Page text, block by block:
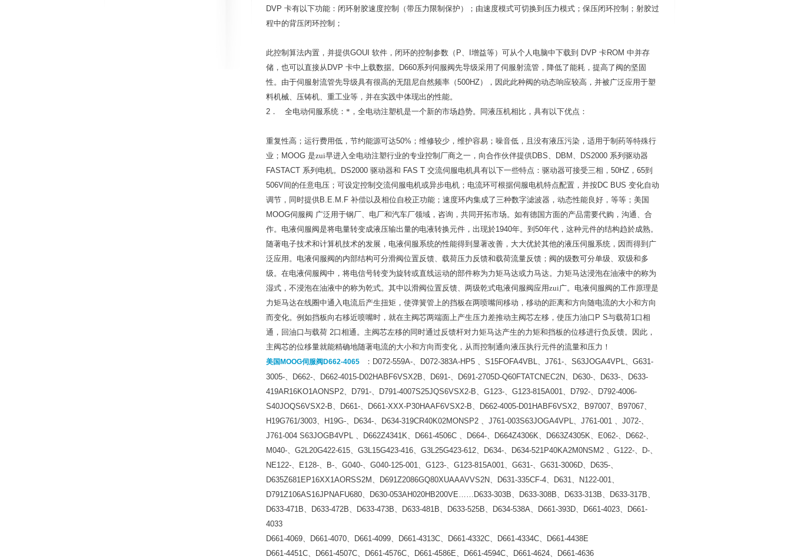
DVP 卡有以下功能：闭环射胶速度控制 （带压力限制保护 ）
；由速度模式可切换到压力模式；保压闭环控制；射胶过
程中的背压闭环控制；
此控制算法内置，并提供GOUI 软件，闭环的控制参数（P、 增益等） 可从个人电脑中下载到 DVP 卡ROM 中并存
储，也可以直接从 DVP 卡中上载数据。 D660系列伺服阀先导级采用了伺服射流管，降低了能耗，提高了阀的坚固
性。由于伺服射流管先导级具有很高的无阻尼自然频率（500HZ）
，因此此种阀的动态响应较高，并被广泛应用于塑
料机械、压铸机、重工业等，并在实践中体现出的性能。
2． 全电动伺服系统：*，全电动注塑机是一个新的市场趋势。同液压机相比，具有以下优点：
重复性高；运行费用低，节约能源可达50% ；维修较少，维护容易；噪音低，且没有液压污染，适用于制药等特殊行
业； MOOG 是zui早进入全电动注塑行业的专业控制厂商之一，向合作伙伴提供DBS、 DBM 、 DS2000 系列驱动器
FASTACT 系列电机。 DS2000 驱动器和 FAS T 交流伺服电机具有以下一些特点：驱动器可接受三相， 50HZ， 65到
506V间的任意电压；可设定控制交流伺服电机或异步电机；电流环可根据伺服电机特点配置，并按DC BUS 变化自动
调节，同时提供B.E.M.F 补偿以及相位自校正功能；速度环内集成了三种数字滤波器，动态性能良好，等等； 美国
MOOG伺服阀 广泛用于钢厂、电厂和汽车厂领域，咨询，共同开拓市场。如有德国方面的产品需要代购，沟通、合
作。电液伺服阀是将电量转变成液压输出量的电液转换元件，出现於1940年。到 50年代，这种元件的结构趋於成熟。
随著电子技术和计算机技术的发展，电液伺服系统的性能得到显著改善，大大优於其他的液压伺服系统，因而得到广
泛应用。电液伺服阀的内部结构可分滑阀位置反馈、载荷压力反馈和载荷流量反馈；阀的级数可分单级、双级和多
级。在电液伺服阀中，将电信号转变为旋转或直线运动的部件称为力矩马达或力马达。力矩马达浸泡在油液中的称为
湿式，不浸泡在油液中的称为乾式。其中以滑阀位置反馈、两级乾式电液伺服阀应用zui广。电液伺服阀的工作原理是
力矩马达在线圈中通入电流后产生扭矩，使弹簧管上的挡板在两喷嘴间移动，移动的距离和方向随电流的大小和方向
而变化。例如挡板向右移近喷嘴时，就在主阀芯两端面上产生压力差推动主阀芯左移，使压力油口 P S与载荷1口相
通，回油口与载荷2口相通。主阀芯左移的同时通过反馈杆对力矩马达产生的力矩和挡板的位移进行负反馈。因此，
主阀芯的位移量就能精确地随著电流的大小和方向而变化，从而控制通向液压执行元件的流量和压力！
美国MOOG伺服阀D662-4065​ ： D072-559A-、 D072-383A-HP5 、 S15FOFA4VBL、 J761-、 S63JOGA4VPL、 G631-
3005-、 D662-、 D662-4015-D02HABF6VSX2B、 D691-、 D691-2705D-Q60FTATCNEC2N、 D630-、 D633-、
D633-
419AR16KO1AONSP2、 D791-、 D791-4007S25JQS6VSX2-B、 G123-、 G123-815A001、 D792-、
D792-4006-
S40JOQS6VSX2-B、 D661-、 D661-XXX-P30HAAF6VSX2-B、 D662-4005-D01HABF6VSX2、 B97007、 B97067、
H19G761/3003、 H19G-、 D634-、 D634-319CR40K02MONSP2 、 J761-003S63JOGA4VPL、 J761-001 、 J072-、
J761-004 S63JOGB4VPL 、 D662Z4341K、 D661-4506C 、 D664-、 D664Z4306K、 D663Z4305K、 E062-、 D662-、
M040-、 G2L20G422-615、 G3L15G423-416、 G3L25G423-612、 D634-、 D634-521P40KA2M0NSM2 、 G122-、 D-、
NE122-、 E128-、 B-、 G040-、 G040-125-001、 G123-、 G123-815A001、 G631-、 G631-3006D、 D635-、
D635Z681EP16XX1AORSS2M 、 D691Z2086GQ80XUAAAVVS2N、 D631-335CF-4、 D631、 N122-001、
D791Z106AS16JPNAFU680、 D630-053AH020HB200VE……D633-303B、 D633-308B、 D633-313B、 D633-317B、
D633-471B、 D633-472B、 D633-473B、 D633-481B、 D633-525B、 D634-538A、 D661-393D、 D661-4023、
D661-
4033
D661-4069、 D661-4070、 D661-4099、 D661-4313C、 D661-4332C、 D661-4334C、
D661-4438E
D661-4451C、 D661-4507C、 D661-4576C、 D661-4586E、 D661-4594C、 D661-4624、 D661-4636